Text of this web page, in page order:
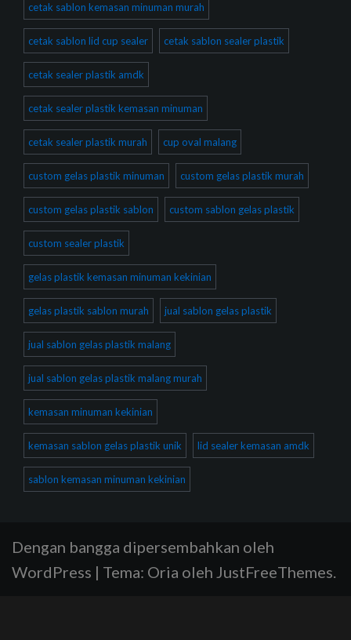
cetak sablon kemasan minuman murah
cetak sablon lid cup sealer cetak sablon sealer plastik
cetak sealer plastik amdk
cetak sealer plastik kemasan minuman
cetak sealer plastik murah cup oval malang
custom gelas plastik minuman custom gelas plastik murah
custom gelas plastik sablon custom sablon gelas plastik
custom sealer plastik
gelas plastik kemasan minuman kekinian
gelas plastik sablon murah jual sablon gelas plastik
jual sablon gelas plastik malang
jual sablon gelas plastik malang murah
kemasan minuman kekinian
kemasan sablon gelas plastik unik lid sealer kemasan amdk
sablon kemasan minuman kekinian
Dengan bangga dipersembahkan oleh
WordPress | Tema: Oria oleh JustFreeThemes.